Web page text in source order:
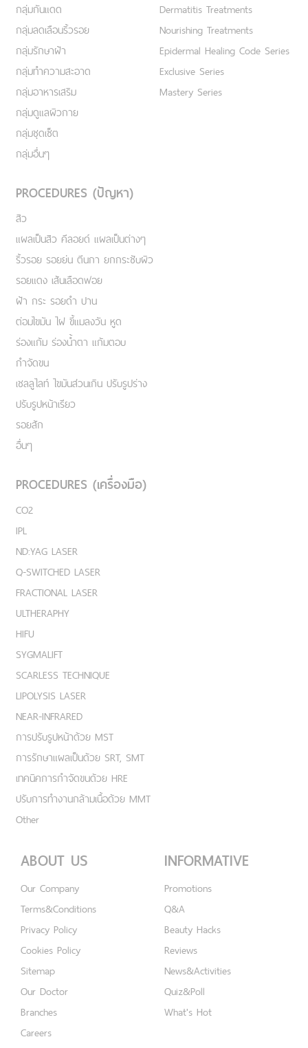
กลุ่มกันแดด
กลุ่มลดเลือนริ้วรอย
กลุ่มรักษาฝ้า
กลุ่มทำความสะอาด
กลุ่มอาหารเสริม
กลุ่มดูแลผิวกาย
กลุ่มชุดเซ็ต
กลุ่มอื่นๆ
Dermatitis Treatments
Nourishing Treatments
Epidermal Healing Code Series
Exclusive Series
Mastery Series
PROCEDURES (ปัญหา)
สิว
แผลเป็นสิว คีลอยด์ แผลเป็นต่างๆ
ริ้วรอย รอยย่น ตีนกา ยกกระชับผิว
รอยแดง เส้นเลือดฟอย
ฝ้า กระ รอยดำ ปาน
ต่อมไขมัน ไฝ ขี้แมลงวัน หูด
ร่องแก้ม ร่องน้ำตา แก้มตอบ
กำจัดขน
เชลลูไลท์ ไขมันส่วนเกิน ปรับรูปร่าง
ปรับรูปหน้าเรียว
รอยสัก
อื่นๆ
PROCEDURES (เครื่องมือ)
CO2
IPL
ND:YAG LASER
Q-SWITCHED LASER
FRACTIONAL LASER
ULTHERAPHY
HIFU
SYGMALIFT
SCARLESS TECHNIQUE
LIPOLYSIS LASER
NEAR-INFRARED
การปรับรูปหน้าด้วย MST
การรักษาแผลเป็นด้วย SRT, SMT
เทคนิคการกำจัดขนด้วย HRE
ปรับการทำงานกล้ามเนื้อด้วย MMT
Other
ABOUT US
Our Company
Terms&Conditions
Privacy Policy
Cookies Policy
Sitemap
Our Doctor
Branches
Careers
INFORMATIVE
Promotions
Q&A
Beauty Hacks
Reviews
News&Activities
Quiz&Poll
What's Hot